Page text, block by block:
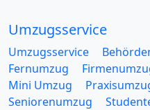
Umzugsservice
Umzugsservice
Fernumzug
Mini Umzug
Seniorenumzug